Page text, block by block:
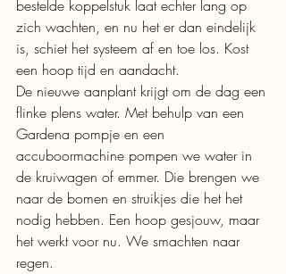
bestelde koppelstuk laat echter lang op
zich wachten, en nu het er dan eindelijk
is, schiet het systeem af en toe los. Kost
een hoop tijd en aandacht.
De nieuwe aanplant krijgt om de dag een
flinke plens water. Met behulp van een
Gardena pompje en een
accuboormachine pompen we water in
de kruiwagen of emmer. Die brengen we
naar de bomen en struikjes die het het
nodig hebben. Een hoop gesjouw, maar
het werkt voor nu. We smachten naar
regen.